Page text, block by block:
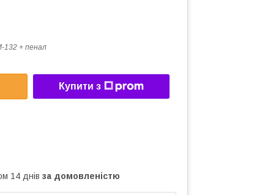
132 + пенал
Купити з
14 днів за домовленістю